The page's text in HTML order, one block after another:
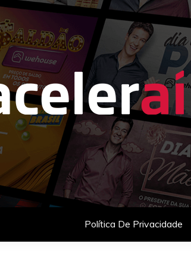
com celebridades e planejamento
Política De Privacidade